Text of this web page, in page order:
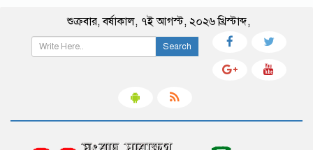
শুক্রবার,বর্ষাকাল, ৭ই আগস্ট, ২০২৬ খ্রিস্টাব্দ,
Search